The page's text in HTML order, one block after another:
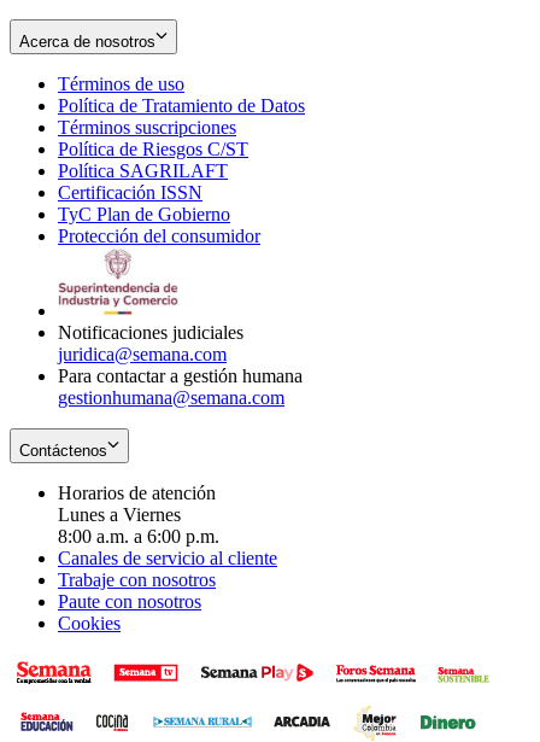
Acerca de nosotros
Términos de uso
in
new
window
Política de Tratamiento de Datos
Términos suscripciones
in
Política de Riesgos C/ST
Política SAGRILAFT
new
window
Certificación ISSN
in
new
TyC Plan de Gobierno
in
Protección del consumidorOpens
Notificaciones judiciales
juridica@semana.com
Para contactar a gestión humana
gestionhumana@semana.com
Contáctenos
Horarios de atención
Lunes a Viernes
8:00 a.m. a 6:00 p.m.
Canales de servicio al cliente
Trabaje con nosotros
Paute con nosotros
Cookies